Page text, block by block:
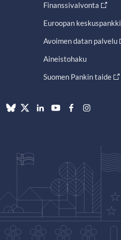
Finanssivalvonta
Euroopan keskuspankki
Avoimen datan palvelu
Aineistohaku
Suomen Pankin taide